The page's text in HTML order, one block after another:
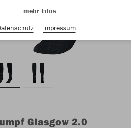
Glasgow 2.0
mehr Infos
Impressum